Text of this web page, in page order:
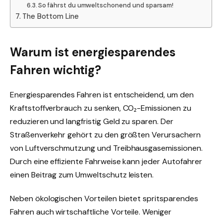
So fährst du umweltschonend und sparsam!
The Bottom Line
Warum ist energiesparendes
Fahren wichtig?
Energiesparendes Fahren ist entscheidend, um den
Kraftstoffverbrauch zu senken, CO₂-Emissionen zu
reduzieren und langfristig Geld zu sparen. Der
Straßenverkehr gehört zu den größten Verursachern
von Luftverschmutzung und Treibhausgasemissionen.
Durch eine effiziente Fahrweise kann jeder Autofahrer
einen Beitrag zum Umweltschutz leisten.
Neben ökologischen Vorteilen bietet spritsparendes
Fahren auch wirtschaftliche Vorteile. Weniger